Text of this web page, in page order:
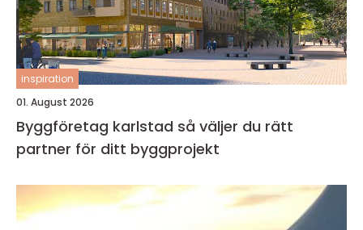
inspiration
01. August 2026
Byggföretag karlstad så väljer du rätt
partner för ditt byggprojekt